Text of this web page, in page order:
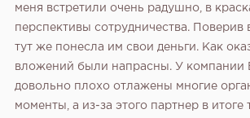
меня встретили очень радушно, в
перспективы сотрудничества. Поверив
тут же понесла им свои деньги. Как
вложений были напрасны. У
довольно плохо отлажены многие
моменты, а из-за этого партнер в итоге